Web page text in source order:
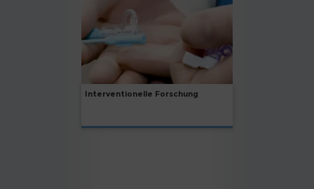
Interventionelle Forschung